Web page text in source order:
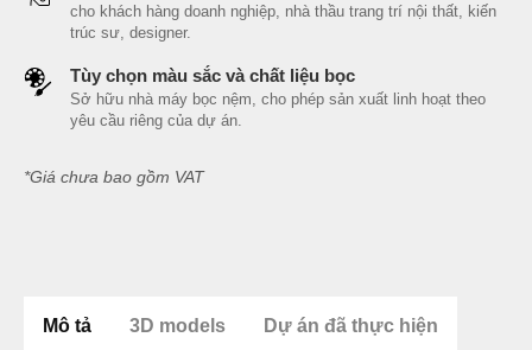
cho khách hàng doanh nghiệp, nhà thầu trang trí nội thất, kiến
trúc sư, designer.
Tùy chọn màu sắc và chất liệu bọc
Sở hữu nhà máy bọc nệm, cho phép sản xuất linh hoạt theo
yêu cầu riêng của dự án.
*Giá chưa bao gồm VAT
Mô tả 3D models Dự án đã thực hiện